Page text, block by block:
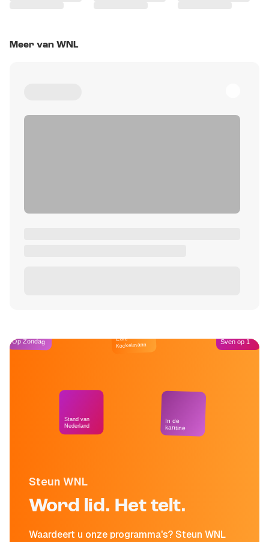
Meer van WNL
Steun WNL
Word lid. Het telt.
Waardeert u onze programma's? Steun WNL
Op Zondag
Stand van
Nederland
Café
Kockelmann
In de
kantine
Sven op 1